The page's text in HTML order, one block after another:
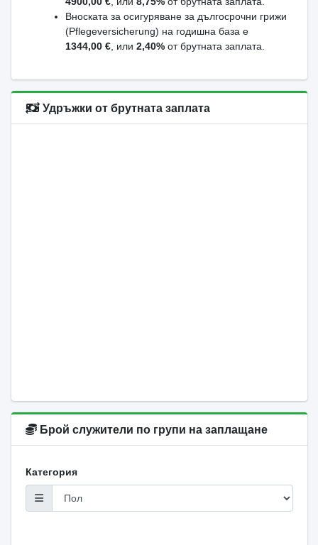
Вноската за осигуряване за дългосрочни грижи
(Pflegeversicherung) на годишна база е
1344,00 € , или 2,40% от брутната заплата.
Удръжки от брутната заплата
Брой служители по групи на заплащане
Категория